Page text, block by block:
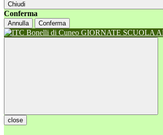
Chiudi
Conferma
Annulla Conferma
GIORNATE SCUOLA
close